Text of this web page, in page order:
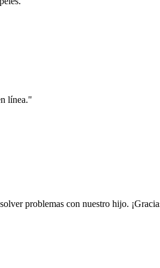
línea."
problemas con nuestro hijo.